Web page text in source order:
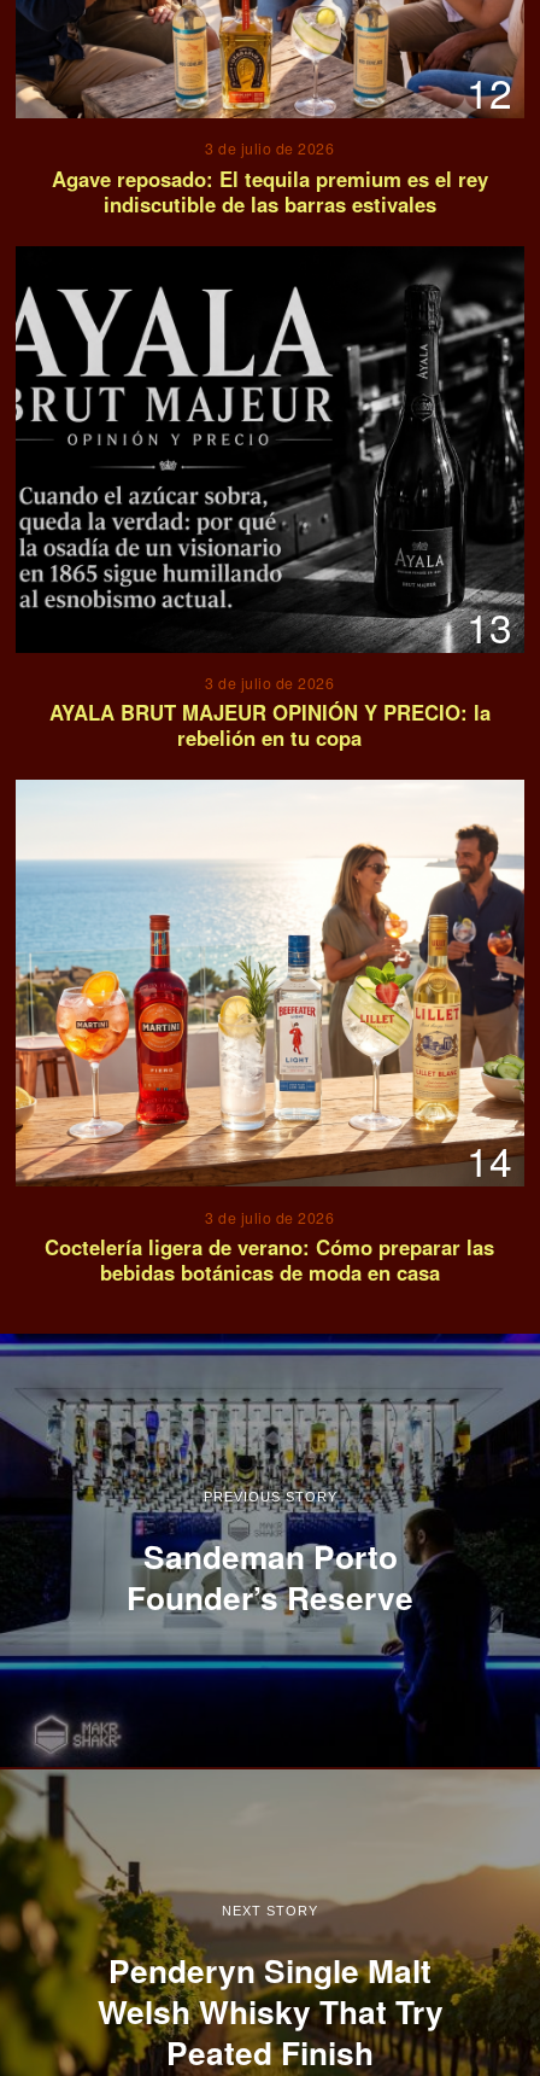
12
3 de julio de 2026
Agave reposado: El tequila premium es el rey
indiscutible de las barras estivales
13
3 de julio de 2026
AYALA BRUT MAJEUR OPINIÓN Y PRECIO: la
rebelión en tu copa
14
3 de julio de 2026
Coctelería ligera de verano: Cómo preparar las
bebidas botánicas de moda en casa
PREVIOUS STORY
Sandeman Porto
Founder’s Reserve
NEXT STORY
Penderyn Single Malt
Welsh Whisky That Try
Peated Finish